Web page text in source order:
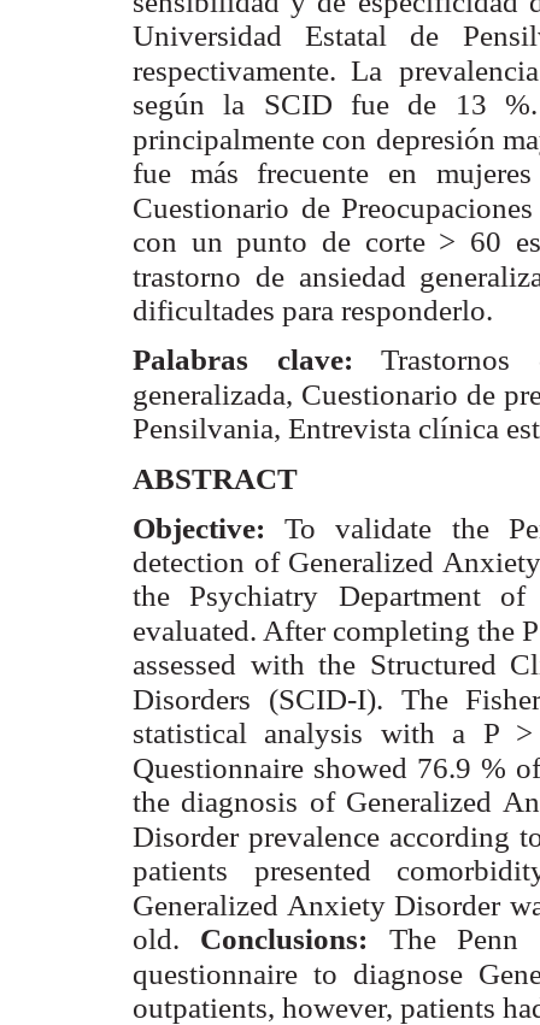
Universidad Estatal de
respectivamente. La
según la SCID fue de 13
principalmente con depresión
fue más frecuente en
Cuestionario de
con un punto de corte > 60
trastorno de ansiedad
dificultades para responderlo.
Palabras clave:
generalizada, Cuestionario de
Pensilvania, Entrevista clínica
ABSTRACT
Objective:To validate the
detection of Generalized
the Psychiatry Department
evaluated. After completing the
assessed with the
Disorders (SCID-I). The
statistical analysis with a P
Questionnaire showed 76.9 %
the diagnosis of Generalized
Disorder prevalence according
patients presented
Generalized Anxiety Disorder
old. Conclusions: The Penn
questionnaire to diagnose
outpatients, however, patients